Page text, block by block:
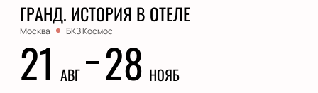
ГРАНД. ИСТОРИЯ В ОТЕЛЕ
Москва БКЗ Космос
21 АВГ 28 НОЯБ